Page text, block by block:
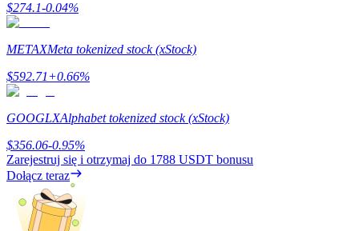
Launchpool
Elastyczne stawianie zakładów, aby zarabiać na popularnych
tokenach
$274.1-0.04%
METAXMeta tokenized stock (xStock)
$592.71+0.66%
GOOGLXAlphabet tokenized stock (xStock)
$356.06-0.95%
Zarejestruj się i otrzymaj do 1788 USDT bonusu
Dołącz teraz